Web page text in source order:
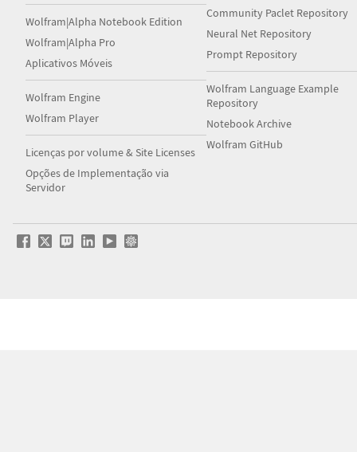
Wolfram|Alpha Notebook Edition
Wolfram|Alpha Pro
Aplicativos Móveis
Wolfram Engine
Wolfram Player
Licenças por volume & Site Licenses
Opções de Implementação via
Servidor
Community Paclet Repository
Neural Net Repository
Prompt Repository
Wolfram Language Example
Repository
Notebook Archive
Wolfram GitHub